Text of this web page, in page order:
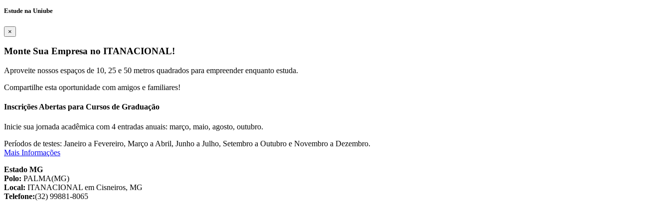
Estude na Uniube
×
Monte Sua Empresa no ITANACIONAL!
Aproveite nossos espaços de 10, 25 e 50 metros quadrados para empreender enquanto estuda.
Compartilhe esta oportunidade com amigos e familiares!
Inscrições Abertas para Cursos de Graduação
Inicie sua jornada acadêmica com 4 entradas anuais: março, maio, agosto, outubro.
Períodos de testes: Janeiro a Fevereiro, Março a Abril, Junho a Julho, Setembro a Outubro e Novembro a Dezembro.
Mais Informações
Estado MG
Polo: PALMA(MG)
Local: ITANACIONAL em Cisneiros, MG
Telefone:(32) 99881-8065